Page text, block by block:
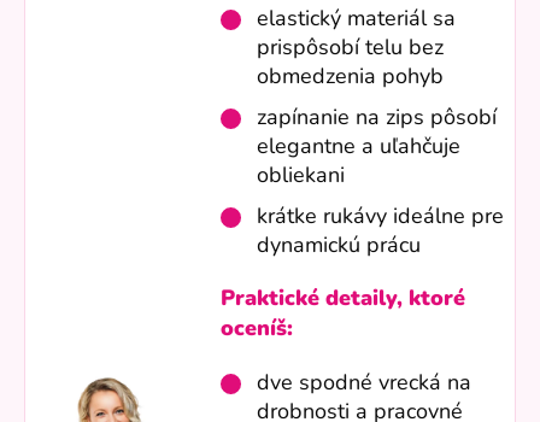
elastický materiál sa
prispôsobí telu bez
obmedzenia pohyb
zapínanie na zips pôsobí
elegantne a uľahčuje
obliekani
krátke rukávy ideálne pre
dynamickú prácu
Praktické detaily, ktoré
oceníš:
dve spodné vrecká na
drobnosti a pracovné